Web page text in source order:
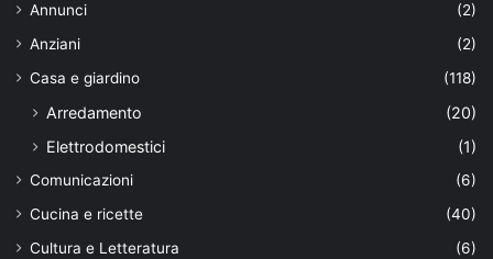
Annunci
(2)
Anziani
(2)
Casa e giardino
(118)
Arredamento
(20)
Elettrodomestici
(1)
Comunicazioni
(6)
Cucina e ricette
(40)
Cultura e Letteratura
(6)